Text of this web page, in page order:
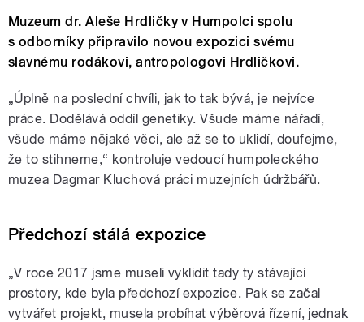
Muzeum dr. Aleše Hrdličky v Humpolci spolu
s odborníky připravilo novou expozici svému
slavnému rodákovi, antropologovi Hrdličkovi.
„Úplně na poslední chvíli, jak to tak bývá, je nejvíce
práce. Dodělává oddíl genetiky. Všude máme nářadí,
všude máme nějaké věci, ale až se to uklidí, doufejme,
že to stihneme,“ kontroluje vedoucí humpoleckého
muzea Dagmar Kluchová práci muzejních údržbářů.
Předchozí stálá expozice
„V roce 2017 jsme museli vyklidit tady ty stávající
prostory, kde byla předchozí expozice. Pak se začal
vytvářet projekt, musela probíhat výběrová řízení, jednak